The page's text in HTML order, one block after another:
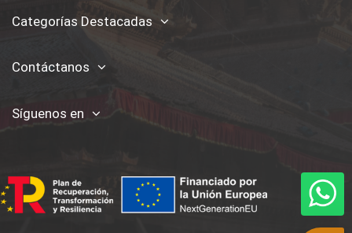
Categorías Destacadas
Contáctanos
Síguenos en